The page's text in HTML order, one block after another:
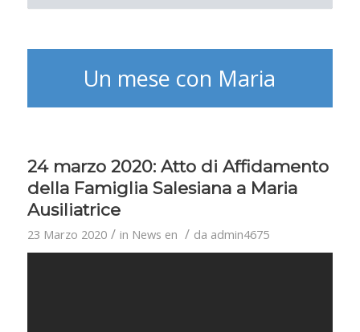
Un mese con Maria
24 marzo 2020: Atto di Affidamento
della Famiglia Salesiana a Maria
Ausiliatrice
23 Marzo 2020 / in News en / da admin4675